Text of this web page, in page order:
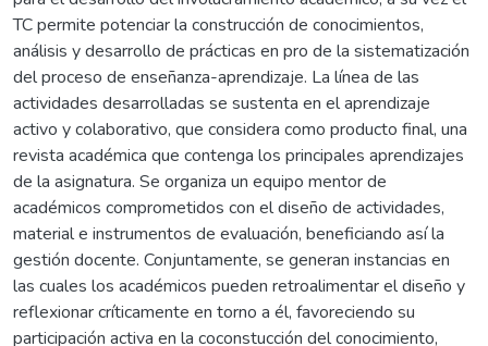
TC permite potenciar la construcción de conocimientos,
análisis y desarrollo de prácticas en pro de la sistematización
del proceso de enseñanza-aprendizaje. La línea de las
actividades desarrolladas se sustenta en el aprendizaje
activo y colaborativo, que considera como producto final, una
revista académica que contenga los principales aprendizajes
de la asignatura. Se organiza un equipo mentor de
académicos comprometidos con el diseño de actividades,
material e instrumentos de evaluación, beneficiando así la
gestión docente. Conjuntamente, se generan instancias en
las cuales los académicos pueden retroalimentar el diseño y
reflexionar críticamente en torno a él, favoreciendo su
participación activa en la coconstucción del conocimiento,